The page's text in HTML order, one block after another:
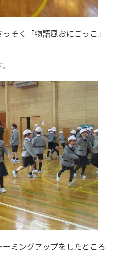
そく「物語風おにごっこ」
ミングアップをしたところ